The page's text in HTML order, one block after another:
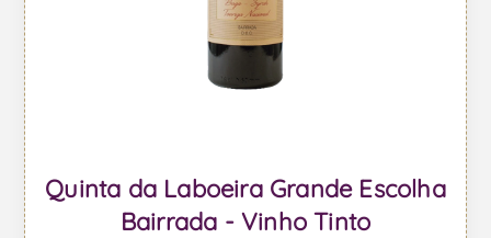
Quinta da Laboeira Grande Escolha
Bairrada - Vinho Tinto